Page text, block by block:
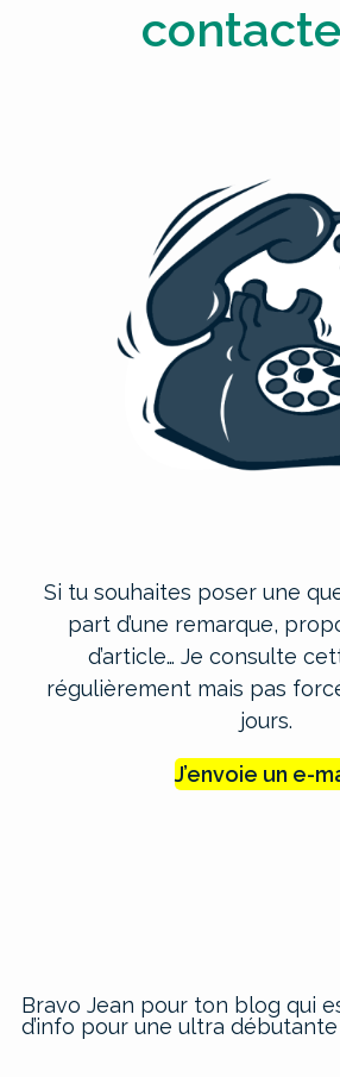
Si tu souhaites poser une
part d’une remarque,
d’article… Je consulte
régulièrement mais pas
jours.
J’envoie un e-
Bravo Jean pour ton blog qui
d’info pour une ultra